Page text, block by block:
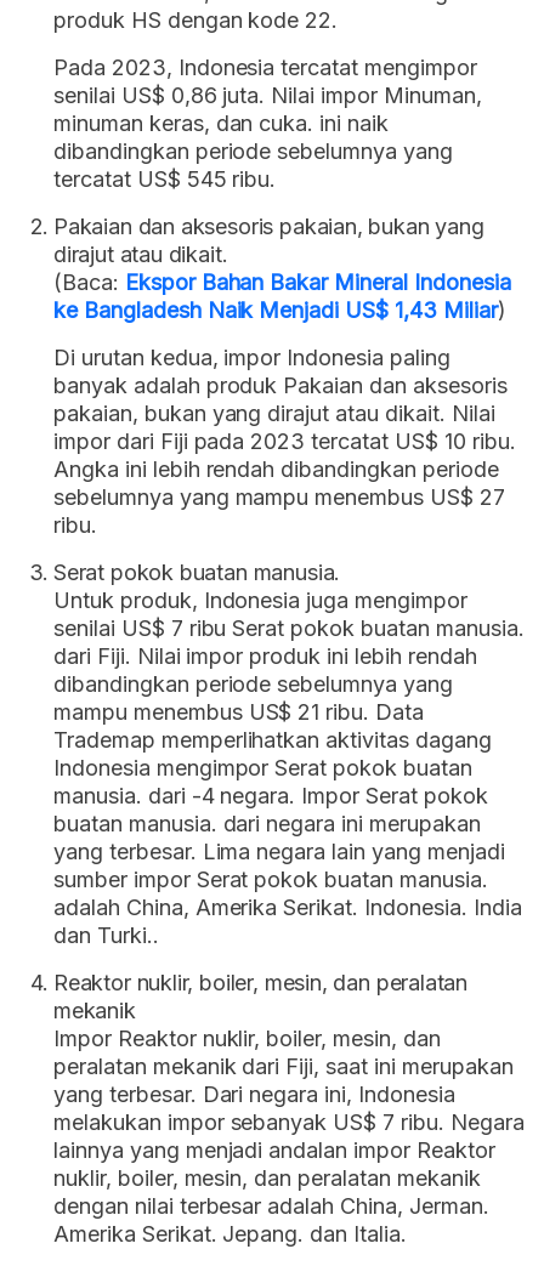
produk HS dengan kode 22.
Pada 2023, Indonesia tercatat mengimpor
senilai US$ 0,86 juta. Nilai impor Minuman,
minuman keras, dan cuka. ini naik
dibandingkan periode sebelumnya yang
tercatat US$ 545 ribu.
Pakaian dan aksesoris pakaian, bukan yang
dirajut atau dikait.
(Baca: Ekspor Bahan Bakar Mineral Indonesia
ke Bangladesh Naik Menjadi US$ 1,43 Miliar)
Di urutan kedua, impor Indonesia paling
banyak adalah produk Pakaian dan aksesoris
pakaian, bukan yang dirajut atau dikait. Nilai
impor dari Fiji pada 2023 tercatat US$ 10 ribu.
Angka ini lebih rendah dibandingkan periode
sebelumnya yang mampu menembus US$ 27
ribu.
Serat pokok buatan manusia.
Untuk produk, Indonesia juga mengimpor
senilai US$ 7 ribu Serat pokok buatan manusia.
dari Fiji. Nilai impor produk ini lebih rendah
dibandingkan periode sebelumnya yang
mampu menembus US$ 21 ribu. Data
Trademap memperlihatkan aktivitas dagang
Indonesia mengimpor Serat pokok buatan
manusia. dari -4 negara. Impor Serat pokok
buatan manusia. dari negara ini merupakan
yang terbesar. Lima negara lain yang menjadi
sumber impor Serat pokok buatan manusia.
adalah China, Amerika Serikat. Indonesia. India
dan Turki..
Reaktor nuklir, boiler, mesin, dan peralatan
mekanik
Impor Reaktor nuklir, boiler, mesin, dan
peralatan mekanik dari Fiji, saat ini merupakan
yang terbesar. Dari negara ini, Indonesia
melakukan impor sebanyak US$ 7 ribu. Negara
lainnya yang menjadi andalan impor Reaktor
nuklir, boiler, mesin, dan peralatan mekanik
dengan nilai terbesar adalah China, Jerman.
Amerika Serikat. Jepang. dan Italia.